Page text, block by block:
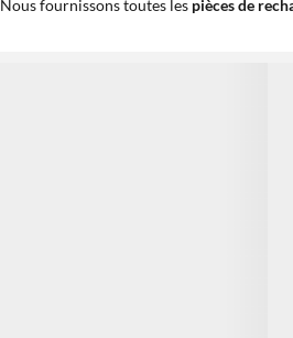
Nous fournissons toutes les pièces de